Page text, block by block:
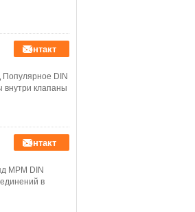
контакт
DIN
внутри клапаны
контакт
MPM DIN
в